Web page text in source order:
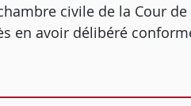
civile de la Cour
en avoir délibéré